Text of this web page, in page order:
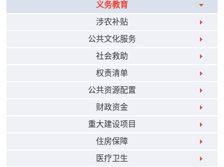
义务教育
涉农补贴
公共文化服务
社会救助
权责清单
公共资源配置
财政资金
重大建设项目
住房保障
医疗卫生